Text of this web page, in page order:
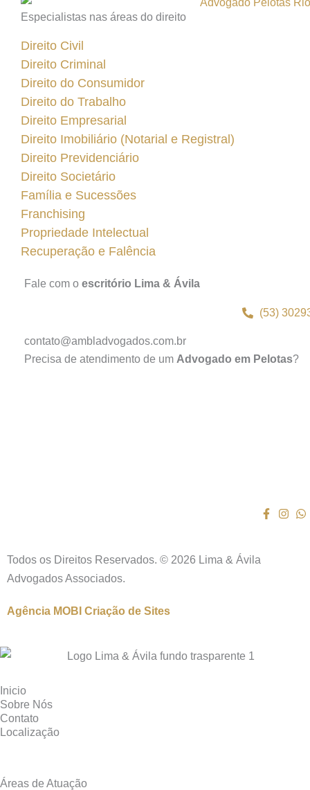
Especialistas nas áreas do direito
Direito Civil
Direito Criminal
Direito do Consumidor
Direito do Trabalho
Direito Empresarial
Direito Imobiliário (Notarial e Registral)
Direito Previdenciário
Direito Societário
Família e Sucessões
Franchising
Propriedade Intelectual
Recuperação e Falência
Fale com o escritório Lima & Ávila
(53)
contato@ambladvogados.com.br
Precisa de atendimento de um Advogado em Pelotas?
Todos os Direitos Reservados. © 2026 Lima & Ávila
Advogados Associados.
Agência MOBI Criação de Sites
Inicio
Sobre Nós
Contato
Localização
Áreas de Atuação